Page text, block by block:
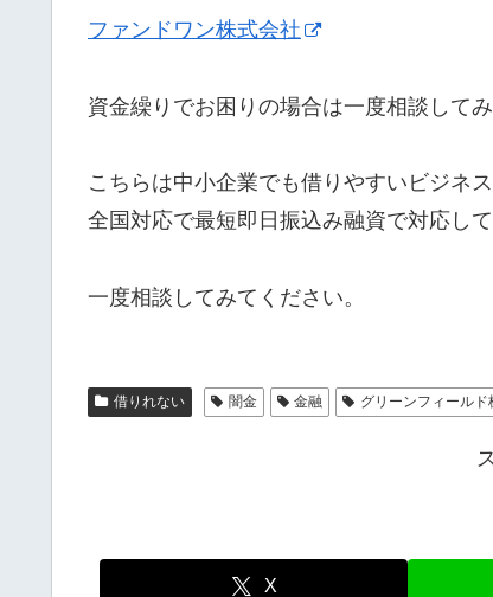
ファンドワン株式会社
資金繰りでお困りの場合は一度相談してみ
こちらは中小企業でも借りやすいビジネ
全国対応で最短即日振込み融資で対応して
一度相談してみてください。
借りれない 闇金 金融 グリーンフィールド
X